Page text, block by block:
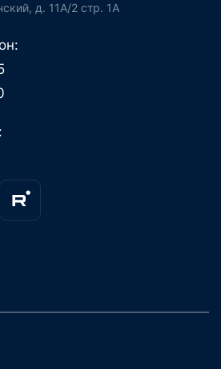
д. 11А/2 стр. 1А